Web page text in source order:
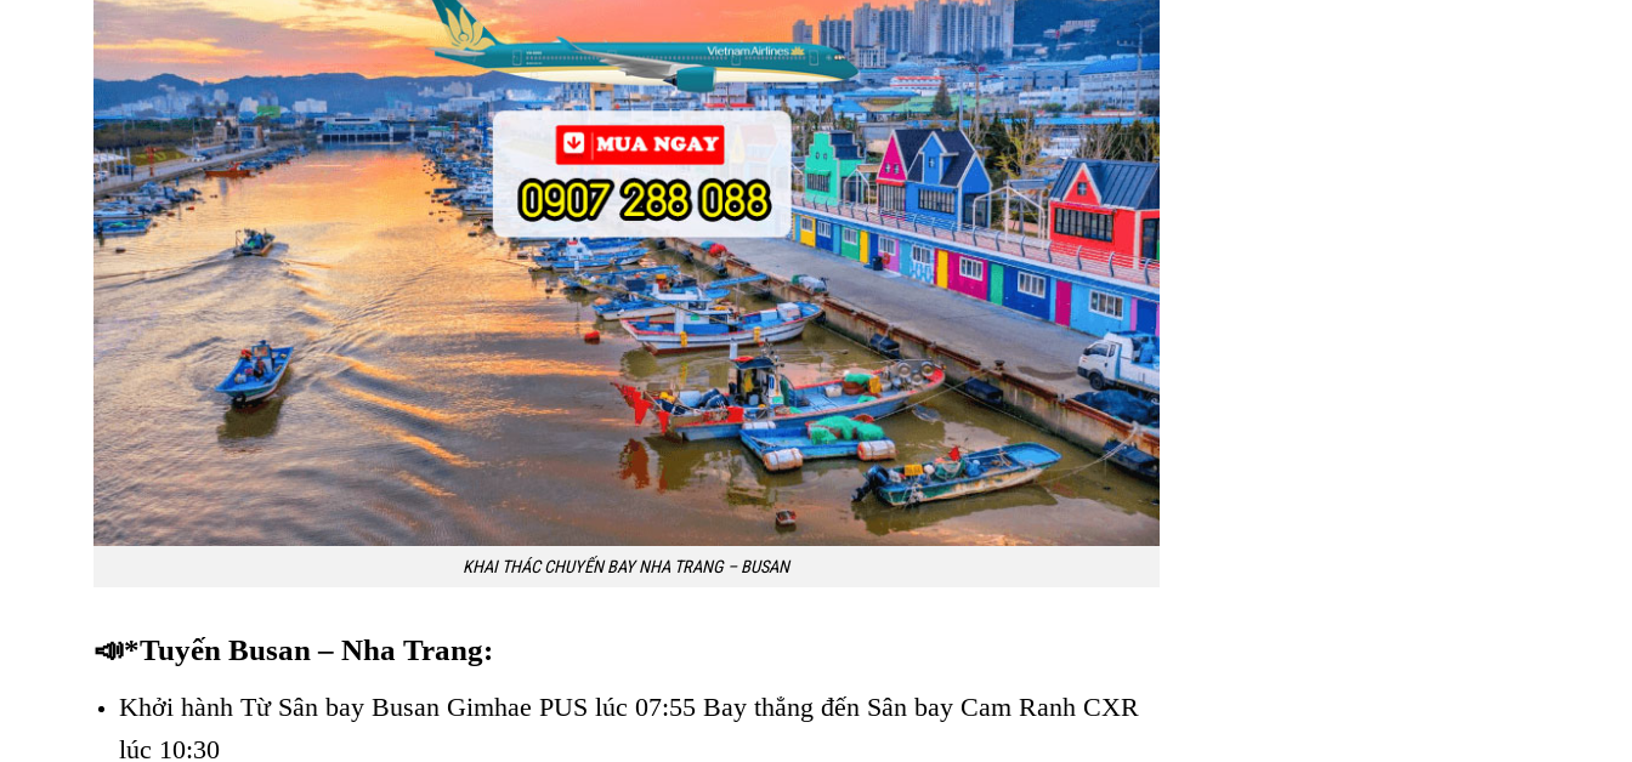
KHAI THÁC CHUYẾN BAY NHA TRANG – BUSAN
📣*Tuyến Busan – Nha Trang:
Khởi hành Từ Sân bay Busan Gimhae PUS lúc 07:55 Bay thẳng đến Sân bay Cam Ranh CXR
lúc 10:30